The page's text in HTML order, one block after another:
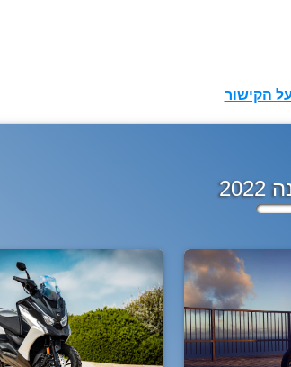
הקישור